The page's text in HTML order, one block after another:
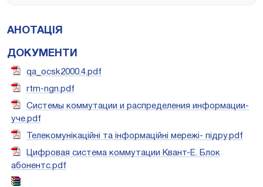
АНОТАЦІЯ
ДОКУМЕНТИ
qa_ocsk2000.4.pdf
rtm-ngn.pdf
Системы коммутации и распределения информации-
уче.pdf
Телекомунікаційні та інформаційні мережі- підру.pdf
Цифровая система коммутации Квант-Е. Блок
абонентс.pdf